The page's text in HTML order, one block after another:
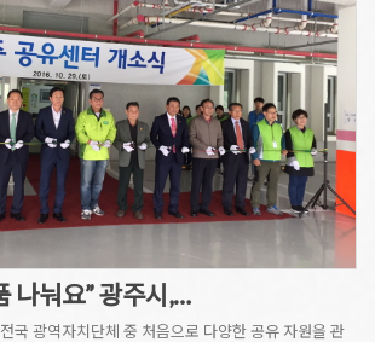
나눠요” 광주시,…
국 광역자치단체 중 처음으로 다양한 공유 자원을 관